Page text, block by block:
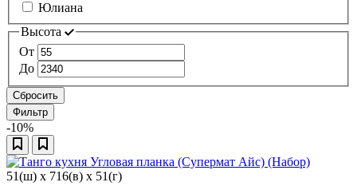
Юлиана
Высота
От
До
Сбросить
Фильтр
-10%
51(ш) x 716(в) x 51(г)